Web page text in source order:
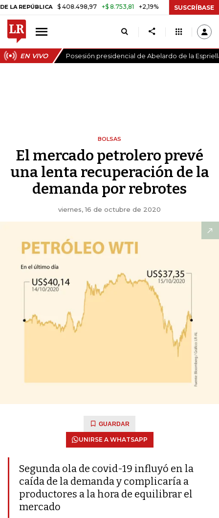
$ 408.498,97 +$ 8.753,81 +2,19% TASA DE USURA
SUSCRÍBASE
EN VIVO Posesión presidencial de Abelardo de la
BOLSAS
El mercado petrolero prevé
una lenta recuperación de la
demanda por rebrotes
viernes, 16 de octubre de 2020
GUARDAR
UNIRSE A WHATSAPP
Segunda ola de covid-19 influyó en la
caída de la demanda y complicaría a
productores a la hora de equilibrar el
mercado